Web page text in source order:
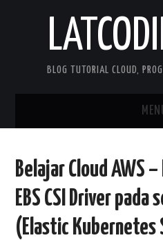
BLOG TUTORIAL CLOUD,
KUBERNETES
DOCKER
Belajar Cloud AWS
EBS CSI Driver pada
(Elastic Kubernetes